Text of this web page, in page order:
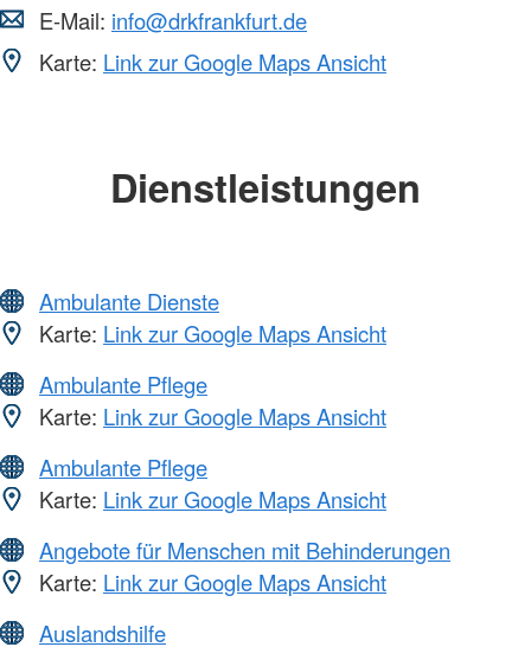
E-Mail: info@drkfrankfurt.de
Karte: Link zur Google Maps Ansicht
Dienstleistungen
Ambulante Dienste
Karte: Link zur Google Maps Ansicht
Ambulante Pflege
Karte: Link zur Google Maps Ansicht
Ambulante Pflege
Karte: Link zur Google Maps Ansicht
Angebote für Menschen mit Behinderungen
Karte: Link zur Google Maps Ansicht
Auslandshilfe